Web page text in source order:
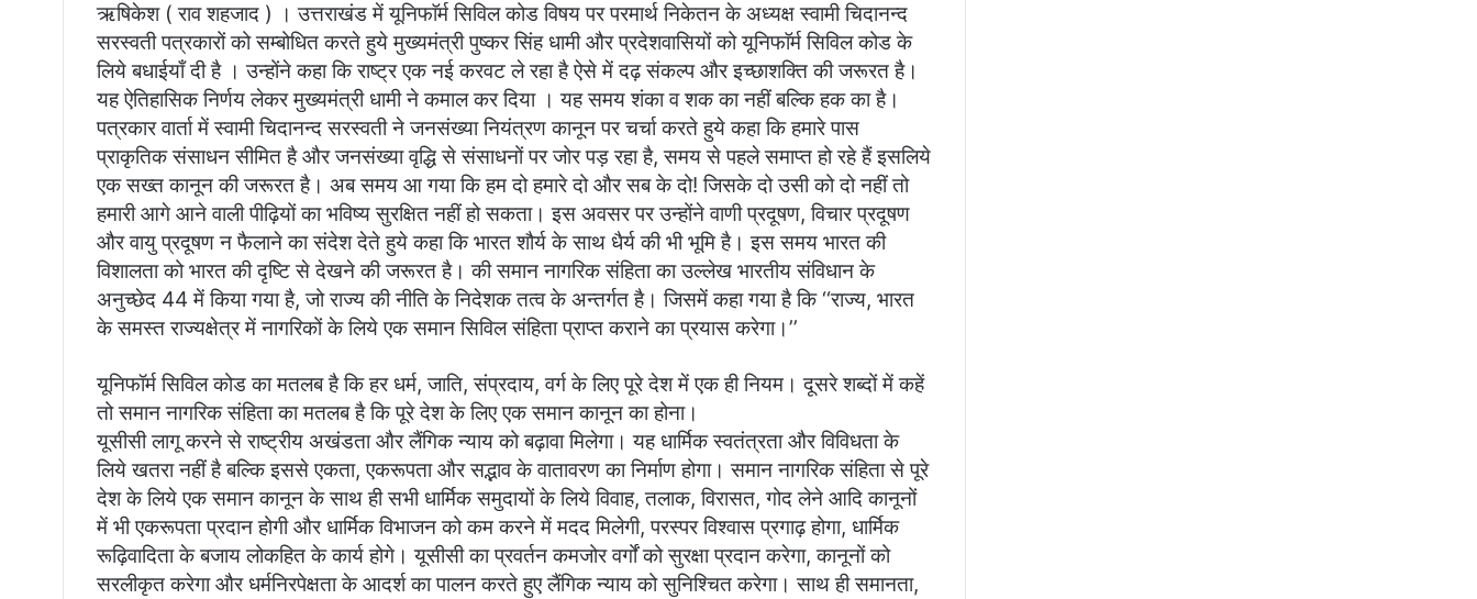
ऋषिकेश ( राव शहजाद ) । उत्तराखंड में यूनिफाॅर्म सिविल कोड विषय पर परमार्थ निकेतन के अध्यक्ष स्वामी चिदानन्द
सरस्वती पत्रकारों को सम्बोधित करते हुये मुख्यमंत्री पुष्कर सिंह धामी और प्रदेशवासियों को यूनिफाॅर्म सिविल कोड के
लिये बधाईयाँ दी है । उन्होंने कहा कि राष्ट्र एक नई करवट ले रहा है ऐसे में दढ़ संकल्प और इच्छाशक्ति की जरूरत है।
यह ऐतिहासिक निर्णय लेकर मुख्यमंत्री धामी ने कमाल कर दिया । यह समय शंका व शक का नहीं बल्कि हक का है।
पत्रकार वार्ता में स्वामी चिदानन्द सरस्वती ने जनसंख्या नियंत्रण कानून पर चर्चा करते हुये कहा कि हमारे पास
प्राकृतिक संसाधन सीमित है और जनसंख्या वृद्धि से संसाधनों पर जोर पड़ रहा है, समय से पहले समाप्त हो रहे हैं इसलिये
एक सख्त कानून की जरूरत है। अब समय आ गया कि हम दो हमारे दो और सब के दो! जिसके दो उसी को दो नहीं तो
हमारी आगे आने वाली पीढ़ियों का भविष्य सुरक्षित नहीं हो सकता। इस अवसर पर उन्होंने वाणी प्रदूषण, विचार प्रदूषण
और वायु प्रदूषण न फैलाने का संदेश देते हुये कहा कि भारत शौर्य के साथ धैर्य की भी भूमि है। इस समय भारत की
विशालता को भारत की दृष्टि से देखने की जरूरत है। की समान नागरिक संहिता का उल्लेख भारतीय संविधान के
अनुच्छेद 44 में किया गया है, जो राज्य की नीति के निदेशक तत्व के अन्तर्गत है। जिसमें कहा गया है कि ‘‘राज्य, भारत
के समस्त राज्यक्षेत्र में नागरिकों के लिये एक समान सिविल संहिता प्राप्त कराने का प्रयास करेगा।’’
यूनिफॉर्म सिविल कोड का मतलब है कि हर धर्म, जाति, संप्रदाय, वर्ग के लिए पूरे देश में एक ही नियम। दूसरे शब्‍दों में कहें
तो समान नागरिक संहिता का मतलब है कि पूरे देश के लिए एक समान कानून का होना।
यूसीसी लागू करने से राष्ट्रीय अखंडता और लैंगिक न्याय को बढ़ावा मिलेगा। यह धार्मिक स्वतंत्रता और विविधता के
लिये खतरा नहीं है बल्कि इससे एकता, एकरूपता और सद्भाव के वातावरण का निर्माण होगा। समान नागरिक संहिता से पूरे
देश के लिये एक समान कानून के साथ ही सभी धार्मिक समुदायों के लिये विवाह, तलाक, विरासत, गोद लेने आदि कानूनों
में भी एकरूपता प्रदान होगी और धार्मिक विभाजन को कम करने में मदद मिलेगी, परस्पर विश्वास प्रगाढ़ होगा, धार्मिक
रूढ़िवादिता के बजाय लोकहित के कार्य होगे। यूसीसी का प्रवर्तन कमजोर वर्गों को सुरक्षा प्रदान करेगा, कानूनों को
सरलीकृत करेगा और धर्मनिरपेक्षता के आदर्श का पालन करते हुए लैंगिक न्याय को सुनिश्चित करेगा। साथ ही समानता,